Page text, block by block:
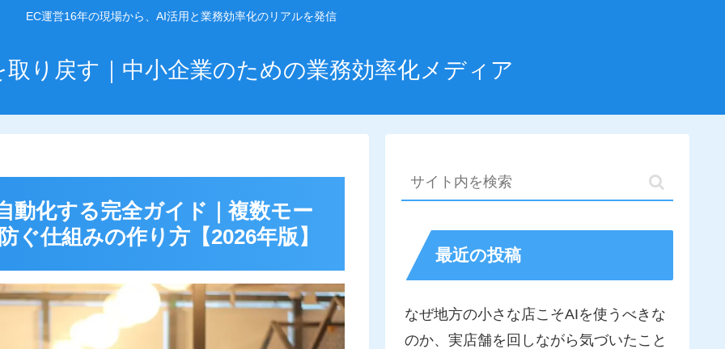
EC運営16年の現場から、AI活用と業務効率化のリアルを発信
り戻す｜中小企業のための業務効率化メディア
動化する完全ガイド｜複数モー
仕組みの作り方【2026年版】
最近の投稿
なぜ地方の小さな店こそAIを使うべきな
のか、実店舗を回しながら気づいたこと